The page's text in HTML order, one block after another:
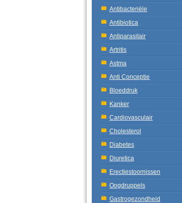
Antibacteriële
Antibiotica
Antiparasitair
Artritis
Astma
Anti Conceptie
Bloeddruk
Kanker
Cardiovasculair
Cholesterol
Diabetes
Diuretica
Erectiestoornissen
Oogdruppels
Gastrogezondheid